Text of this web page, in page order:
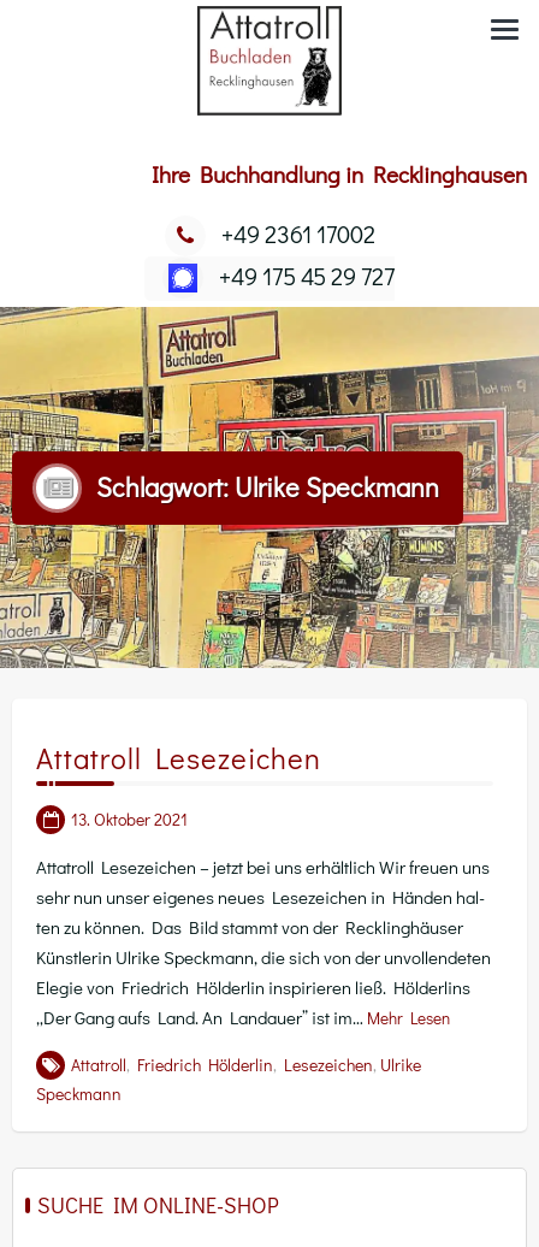
Ihre Buchhandlung in Recklinghausen
+49 2361 17002
+49 175 45 29 727
Schlagwort:Ulrike Speckmann
Attatroll Lesezeichen
13. Oktober 2021
Atta­troll Lese­zei­chen – jetzt bei uns erhält­lich Wir freu­en uns
sehr nun unser eige­nes neu­es Lese­zei­chen in Hän­den hal­
ten zu kön­nen. Das Bild stammt von der Reck­ling­häu­ser
Künst­le­rin Ulri­ke Speck­mann, die sich von der unvoll­ende­ten
Ele­gie von Fried­rich Höl­der­lin inspi­rie­ren ließ. Höl­der­lins
„Der Gang aufs Land. An Land­au­er” ist im… Mehr Lesen
Attatroll, Friedrich Hölderlin, Lesezeichen, Ulrike
Speckmann
SUCHE IM ONLINE-SHOP